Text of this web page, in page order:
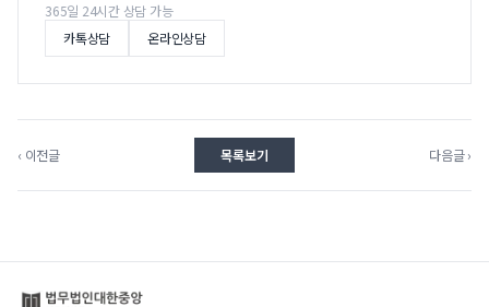
365일 24시간 상담 가능
카톡상담
온라인상담
‹ 이전글 목록보기 다음글 ›